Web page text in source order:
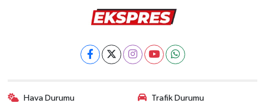
Hava Durumu Trafik Durumu